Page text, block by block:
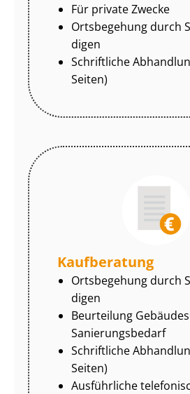
Für private Zwecke
Ortsbegehung durch
di­gen
Schriftliche
Seiten)
Kaufberatung
Ortsbegehung durch
di­gen
Beurteilung
Sa­nie­rungs­be­darf
Schriftliche
Seiten)
Ausführliche